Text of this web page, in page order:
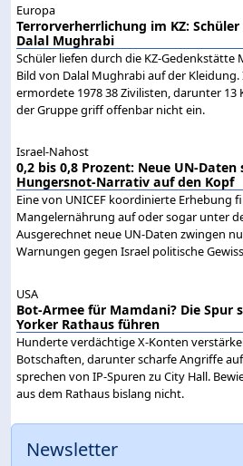
Europa
Terrorverherrlichung im KZ:
Dalal Mughrabi
Schüler liefen durch die KZ-Gedenkstätte
Bild von Dalal Mughrabi auf der
ermordete 1978 38 Zivilisten, darunter 13
der Gruppe griff offenbar nicht ein.
Israel-Nahost
0,2 bis 0,8 Prozent: Neue UN-Daten
Hungersnot-Narrativ auf den Kopf
Eine von UNICEF koordinierte Erhebung
Mangelernährung auf oder sogar unter
Ausgerechnet neue UN-Daten zwingen
Warnungen gegen Israel politische
USA
Bot-Armee für Mamdani? Die Spur
Yorker Rathaus führen
Hunderte verdächtige X-Konten
Botschaften, darunter scharfe Angriffe
sprechen von IP-Spuren zu City Hall.
aus dem Rathaus bislang nicht.
Newsletter